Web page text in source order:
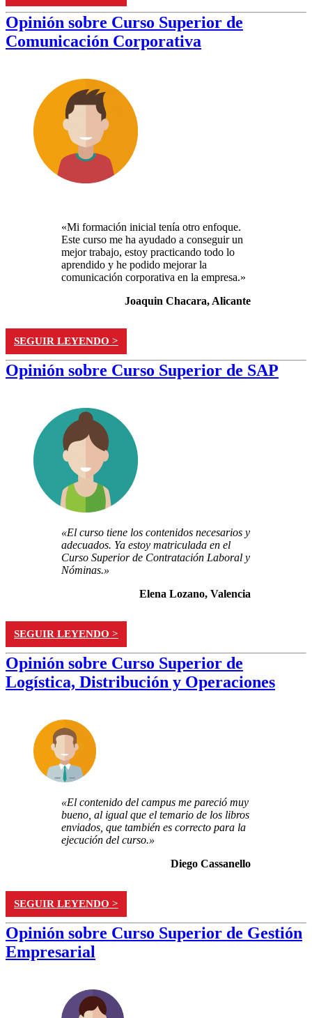
Opinión sobre Curso Superior de
Comunicación Corporativa
«Mi formación inicial tenía otro enfoque.
Este curso me ha ayudado a conseguir un
mejor trabajo, estoy practicando todo lo
aprendido y he podido mejorar la
comunicación corporativa en la empresa.»
Joaquin Chacara, Alicante
SEGUIR LEYENDO >
Opinión sobre Curso Superior de SAP
«El curso tiene los contenidos necesarios y
adecuados. Ya estoy matriculada en el
Curso Superior de Contratación Laboral y
Nóminas.»
Elena Lozano, Valencia
SEGUIR LEYENDO >
Opinión sobre Curso Superior de
Logística, Distribución y Operaciones
«El contenido del campus me pareció muy
bueno, al igual que el temario de los libros
enviados, que también es correcto para la
ejecución del curso.»
Diego Cassanello
SEGUIR LEYENDO >
Opinión sobre Curso Superior de Gestión
Empresarial